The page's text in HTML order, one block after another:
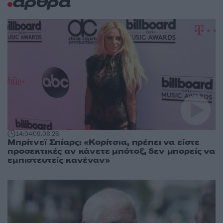
άρθρα
14:0409.08.26
Μπρίτνεϊ Σπίαρς: «Κορίτσια, πρέπει να είστε
προσεκτικές αν κάνετε μπότοξ, δεν μπορείς να
εμπιστευτείς κανέναν»